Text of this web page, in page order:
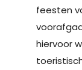
feesten
hiervoor